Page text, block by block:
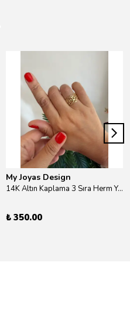
My Joyas Design
14K Altın Kaplama 3 Sıra Herm Yüzük Gold
₺ 350.00